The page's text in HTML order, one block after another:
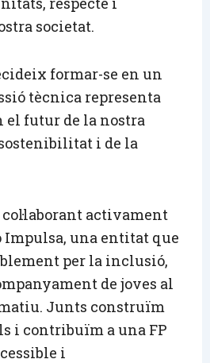
societat.
formar-se en un
tècnica representa
el futur de la nostra
i de la
activament
Impulsa, una entitat que
per la inclusió,
de joves al
Junts construïm
i contribuïm a una FP
i